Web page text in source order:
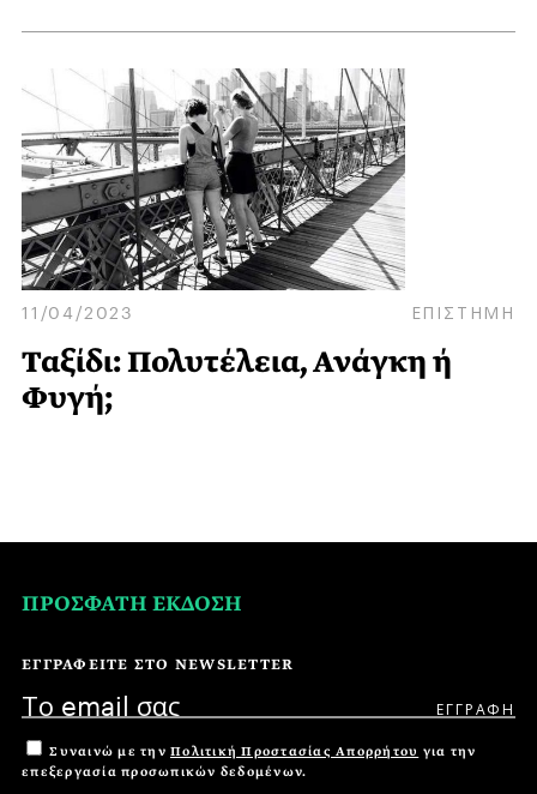
11/04/2023 ΕΠΙΣΤΗΜΗ
Ταξίδι: Πολυτέλεια, Ανάγκη ή
Φυγή;
ΠΡΟΣΦΑΤΗ ΕΚΔΟΣΗ
ΕΓΓΡΑΦΕΙΤΕ ΣΤΟ NEWSLETTER
Συναινώ με την Πολιτική Προστασίας Απορρήτου για την
επεξεργασία προσωπικών δεδομένων.